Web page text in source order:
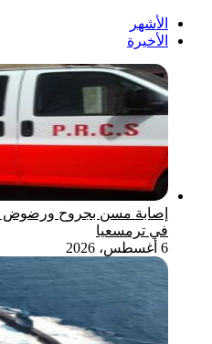
الأشهر
الأخيرة
إصابة مسن بجروح ورضوض
في ترمسعيا
6 أغسطس، 2026